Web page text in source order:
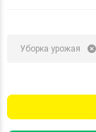
Уборка урожая